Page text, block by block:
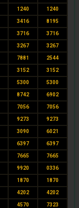
1240 1240
3416 8195
3716 3716
3267 3267
7881 2544
3152 3152
5300 5300
8742 6902
7056 7056
9273 9273
3090 6021
6397 6397
7665 7665
9920 0336
1870 1870
4202 4202
4570 7323